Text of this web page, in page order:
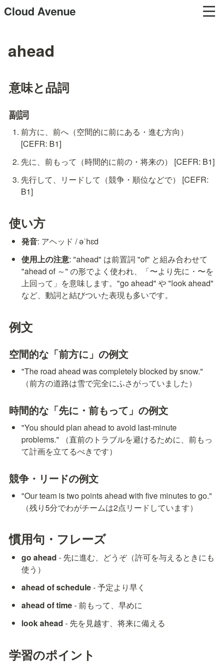
Cloud Avenue
ahead
意味と品詞
副詞
前方に、前へ（空間的に前にある・進む方向）
[CEFR: B1]
先に、前もって（時間的に前の・将来の） [CEFR: B1]
先行して、リードして（競争・順位などで） [CEFR:
B1]
使い方
発音: アヘッド / əˈhɛd
使用上の注意: "ahead" は前置詞 "of" と組み合わせて
"ahead of ～" の形でよく使われ、「〜より先に・〜を
上回って」を意味します。"go ahead" や "look ahead"
など、動詞と結びついた表現も多いです。
例文
空間的な「前方に」の例文
"The road ahead was completely blocked by snow."
（前方の道路は雪で完全にふさがっていました）
時間的な「先に・前もって」の例文
"You should plan ahead to avoid last-minute
problems." （直前のトラブルを避けるために、前もっ
て計画を立てるべきです）
競争・リードの例文
"Our team is two points ahead with five minutes to go."
（残り5分でわがチームは2点リードしています）
慣用句・フレーズ
go ahead - 先に進む、どうぞ（許可を与えるときにも
使う）
ahead of schedule - 予定より早く
ahead of time - 前もって、早めに
look ahead - 先を見越す、将来に備える
学習のポイント